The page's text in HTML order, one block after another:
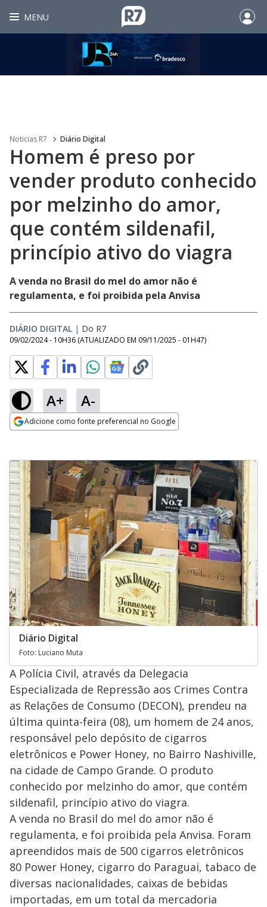
MENU
Noticias R7 Diário Digital
Homem é preso por
vender produto conhecido
por melzinho do amor,
que contém sildenafil,
princípio ativo do viagra
A venda no Brasil do mel do amor não é
regulamenta, e foi proibida pela Anvisa
DIÁRIO DIGITAL | Do R7
09/02/2024 - 10H36 (ATUALIZADO EM 09/11/2025 - 01H47)
A+ A-
Adicione como fonte preferencial no Google
Diário Digital
Foto: Luciano Muta
A Polícia Civil, através da Delegacia
Especializada de Repressão aos Crimes Contra
as Relações de Consumo (DECON), prendeu na
última quinta-feira (08), um homem de 24 anos,
responsável pelo depósito de cigarros
eletrônicos e Power Honey, no Bairro Nashiville,
na cidade de Campo Grande. O produto
conhecido por melzinho do amor, que contém
sildenafil, princípio ativo do viagra.
A venda no Brasil do mel do amor não é
regulamenta, e foi proibida pela Anvisa. Foram
apreendidos mais de 500 cigarros eletrônicos
80 Power Honey, cigarro do Paraguai, tabaco de
diversas nacionalidades, caixas de bebidas
importadas, em um total da mercadoria